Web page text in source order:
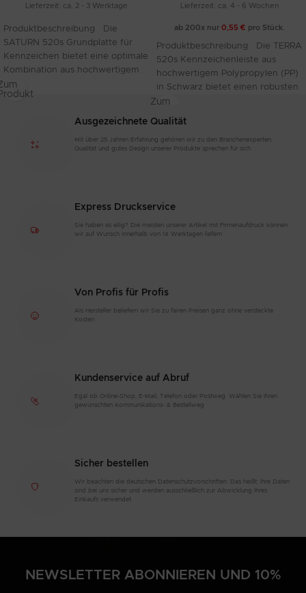
Lieferzeit: ca. 2 - 3 Werktage
Produktbeschreibung Die
SATURN 520s Grundplatte für
Kennzeichen bietet eine optimale
Kombination aus hochwertigem
Material und funktionalem Design.
Die Grundplatte
Lieferzeit: ca. 4 - 6 Wochen
ab 200x nur 0,55 € pro Stück.
Produktbeschreibung Die TERRA
520s Kennzeichenleiste aus
hochwertigem Polypropylen (PP)
in Schwarz bietet einen robusten
und starken halt für Ihre
Zum
Ausgezeichnete Qualität
Mit über 25 Jahren Erfahrung gehören wir zu den Branchenexperten.
Qualität und gutes Design unserer Produkte sprechen für sich
Express Druckservice
Sie haben es eilig? Die meisten unserer Artikel mit Firmenaufdruck können
wir auf Wunsch innerhalb von 14 Werktagen liefern
Von Profis für Profis
Als Hersteller beliefern wir Sie zu fairen Preisen ganz ohne versteckte
Kosten
Kundenservice auf Abruf
Egal ob Online-Shop, E-Mail, Telefon oder Postweg. Wählen Sie Ihren
gewünschten Kommunikations- & Bestellweg
Sicher bestellen
Wir beachten die deutschen Datenschutzvorschriften. Das heißt: Ihre Daten
sind bei uns sicher und werden ausschließlich zur Abwicklung Ihres
Einkaufs verwendet.
NEWSLETTER ABONNIEREN UND 10%